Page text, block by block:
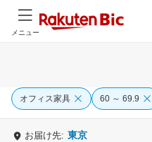
メニュー
オフィス家具 60 ～ 69.9
お届け先: 東京